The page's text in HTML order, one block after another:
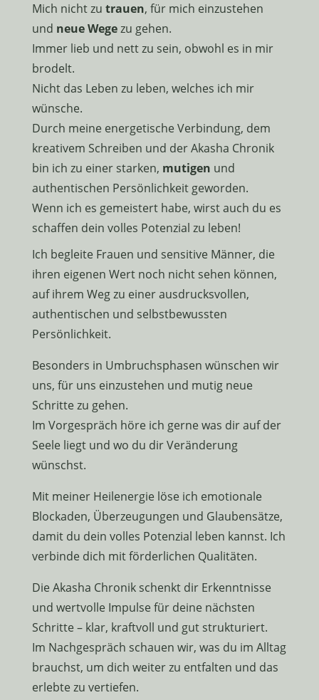
Mich nicht zu trauen, für mich einzustehen
und neue Wegezu gehen.
Immer lieb und nett zu sein, obwohl es in mir
brodelt.
Nicht das Leben zu leben, welches ich mir
wünsche.
Durch meine energetische Verbindung, dem
kreativem Schreiben und der Akasha Chronik
bin ich zu einer starken, mutigen und
authentischen Persönlichkeit geworden.
Wenn ich es gemeistert habe, wirst auch du es
schaffen dein volles Potenzial zu leben!
Ich begleite Frauen und sensitive Männer, die
ihren eigenen Wert noch nicht sehen können,
auf ihrem Weg zu einer ausdrucksvollen,
authentischen und selbstbewussten
Persönlichkeit.
Besonders in Umbruchsphasen wünschen wir
uns, für uns einzustehen und mutig neue
Schritte zu gehen.
Im Vorgespräch höre ich gerne was dir auf der
Seele liegt und wo du dir Veränderung
wünschst.
Mit meiner Heilenergie löse ich emotionale
Blockaden, Überzeugungen und Glaubensätze,
damit du dein volles Potenzial leben kannst. Ich
verbinde dich mit förderlichen Qualitäten.
Die Akasha Chronik schenkt dir Erkenntnisse
und wertvolle Impulse für deine nächsten
Schritte – klar, kraftvoll und gut strukturiert.
Im Nachgespräch schauen wir, was du im Alltag
brauchst, um dich weiter zu entfalten und das
erlebte zu vertiefen.